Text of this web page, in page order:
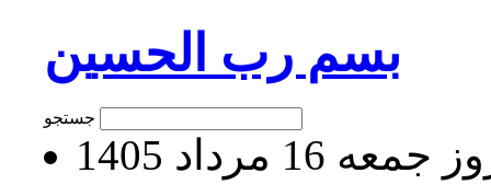
بسم رب الحسین
16 مرداد 1405